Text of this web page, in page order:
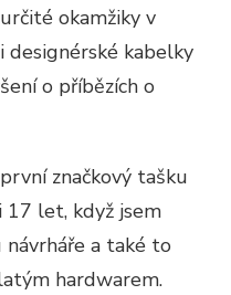
okamžiky v
kabelky
o příbězích o
značkový tašku
17 let, když jsem
a také to
hardwarem.